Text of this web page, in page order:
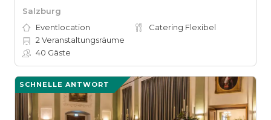
Salzburg
Eventlocation
Catering Flexibel
2 Veranstaltungsräume
40 Gäste
SCHNELLE ANTWORT